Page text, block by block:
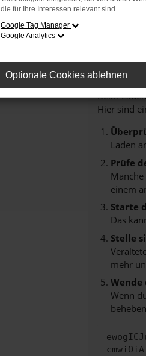
Connect und weitere Modelle in
Ihren Alltag in Pulheim.
Beim
Hier sind
Laden
Prüfe
einem
Starte
Das
Stelle
mehr
Wende
Wenn
die für Ihre Interessen relevant sind.
Google Tag Manager
Google Analytics
Optionale Cookies ablehnen